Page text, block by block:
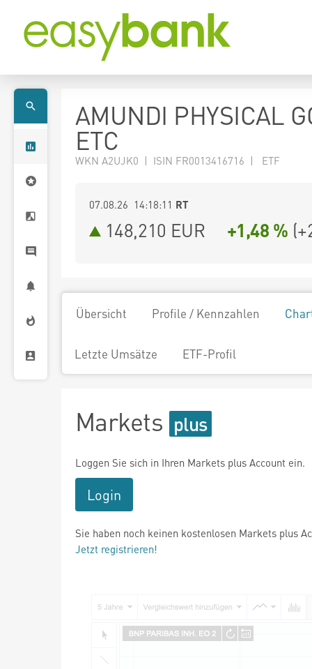
AMUNDI PHYSICAL
ETC
WKN A2UJK0 | ISIN FR0013416716 | ETF
07.08.26 14:18:11 RT
148,210 EUR +1,48 % (
Übersicht Profile / Kennzahlen
Letzte Umsätze ETF-Profil
Markets
Loggen Sie sich in Ihren Markets plus Account ein.
Login
Sie haben noch keinen kostenlosen Markets plus
Jetzt registrieren!